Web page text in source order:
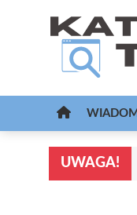
UWAGA!